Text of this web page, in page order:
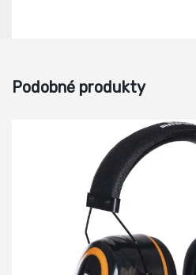
Podobné produkty